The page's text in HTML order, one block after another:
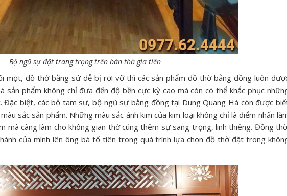
Bộ ngũ sự đặt trang trọng trên bàn thờ gia tiên
mọt, đồ thờ bằng sứ dễ bị rơi vỡ thì các sản phẩm đồ thờ bằng đồng luôn
sản phẩm không chỉ đưa đến độ bền cực kỳ cao mà còn có thể khắc phục
Đặc biệt, các bộ tam sự, bộ ngũ sự bằng đồng tại Dung Quang Hà còn được
sắc sản phẩm. Những màu sắc ánh kim của kim loại không chỉ là điểm nhấn
mà càng làm cho không gian thờ cúng thêm sự sang trọng, linh thiêng. Đồng
của mình lên ông bà tổ tiên trong quá trình lựa chọn đồ thờ đặt trong